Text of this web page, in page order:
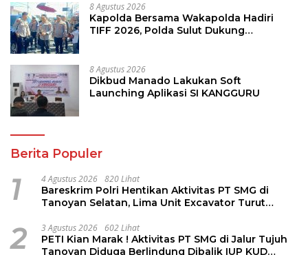
8 Agustus 2026
Kapolda Bersama Wakapolda Hadiri
TIFF 2026, Polda Sulut Dukung
8 Agustus 2026
Dikbud Manado Lakukan Soft
Launching Aplikasi SI KANGGURU
Berita Populer
1 4 Agustus 2026 820 Lihat
Bareskrim Polri Hentikan Aktivitas PT SMG di
Tanoyan Selatan, Lima Unit Excavator Turut
2 3 Agustus 2026 602 Lihat
PETI Kian Marak ! Aktivitas PT SMG di Jalur Tujuh
Tanoyan Diduga Berlindung Dibalik IUP KUD